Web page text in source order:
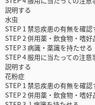
説明する
水虫
STEP 1 禁忌疾患の有無を確認
STEP 2 併用薬・飲食物・嗜
STEP 3 病識・薬識を持たせる
STEP 4 服用に当たっての注
説明する
花粉症
STEP 1 禁忌疾患の有無を確認
STEP 2 併用薬・飲食物・嗜